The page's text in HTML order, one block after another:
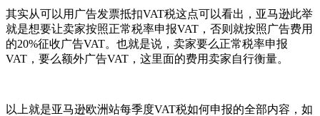
其实从可以用广告发票抵扣VAT税这点可以看出，亚马逊此举
就是想要让卖家按照正常税率申报VAT，否则就按照广告费用
的20%征收广告VAT。也就是说，卖家要么正常税率申报
VAT，要么额外广告VAT，这里面的费用卖家自行衡量。
以上就是亚马逊欧洲站每季度VAT税如何申报的全部内容，如